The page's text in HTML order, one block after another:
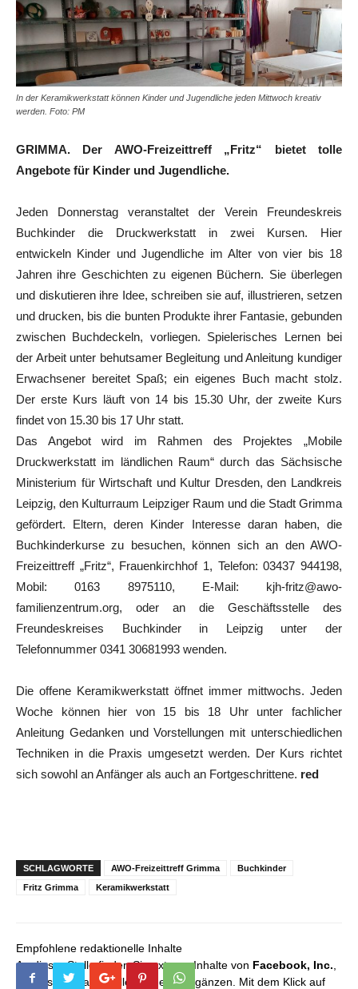
In der Keramikwerkstatt können Kinder und Jugendliche jeden Mittwoch kreativ
werden. Foto: PM
GRIMMA. Der AWO-Freizeittreff „Fritz“ bietet tolle
Angebote für Kinder und Jugendliche.
Jeden Donnerstag veranstaltet der Verein Freundeskreis
Buchkinder die Druckwerkstatt in zwei Kursen. Hier
entwickeln Kinder und Jugendliche im Alter von vier bis 18
Jahren ihre Geschichten zu eigenen Büchern. Sie überlegen
und diskutieren ihre Idee, schreiben sie auf, illustrieren, setzen
und drucken, bis die bunten Produkte ihrer Fantasie, gebunden
zwischen Buchdeckeln, vorliegen. Spielerisches Lernen bei
der Arbeit unter behutsamer Begleitung und Anleitung kundiger
Erwachsener bereitet Spaß; ein eigenes Buch macht stolz.
Der erste Kurs läuft von 14 bis 15.30 Uhr, der zweite Kurs
findet von 15.30 bis 17 Uhr statt.
Das Angebot wird im Rahmen des Projektes „Mobile
Druckwerkstatt im ländlichen Raum“ durch das Sächsische
Ministerium für Wirtschaft und Kultur Dresden, den Landkreis
Leipzig, den Kulturraum Leipziger Raum und die Stadt Grimma
gefördert. Eltern, deren Kinder Interesse daran haben, die
Buchkinderkurse zu besuchen, können sich an den AWO-
Freizeittreff „Fritz“, Frauenkirchhof 1, Telefon: 03437 944198,
Mobil: 0163 8975110, E-Mail: kjh-fritz@awo-
familienzentrum.org, oder an die Geschäftsstelle des
Freundeskreises Buchkinder in Leipzig unter der
Telefonnummer 0341 30681993 wenden.
Die offene Keramikwerkstatt öffnet immer mittwochs. Jeden
Woche können hier von 15 bis 18 Uhr unter fachlicher
Anleitung Gedanken und Vorstellungen mit unterschiedlichen
Techniken in die Praxis umgesetzt werden. Der Kurs richtet
sich sowohl an Anfänger als auch an Fortgeschrittene. red
SCHLAGWORTE AWO-Freizeittreff Grimma
Buchkinder
Fritz Grimma
Keramikwerkstatt
Empfohlene redaktionelle Inhalte
An dieser Stelle finden Sie externe Inhalte von Facebook, Inc.
die unser redaktionelles Angebot ergänzen. Mit dem Klick auf